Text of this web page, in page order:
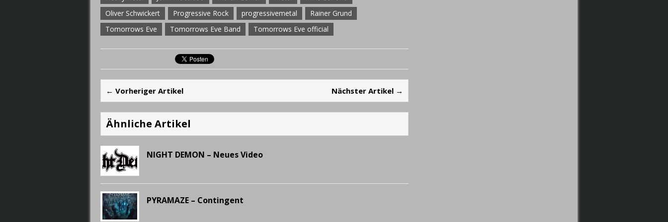
Oliver Schwickert
Progressive Rock progressivemetal
Rainer Grund
Tomorrows Eve
Tomorrows Eve Band Tomorrows Eve official
← Vorheriger Artikel Nächster Artikel →
Ähnliche Artikel
NIGHT DEMON – Neues Video
PYRAMAZE – Contingent